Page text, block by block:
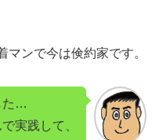
ンで今は倹約家です。
た…
実践して、